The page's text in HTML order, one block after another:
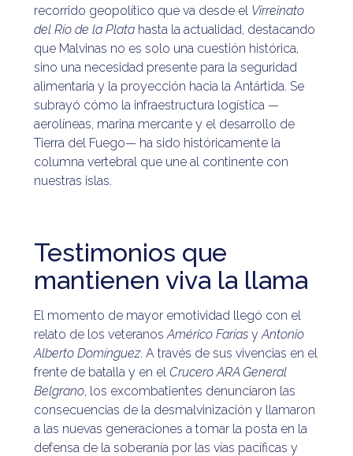
recorrido geopolítico que va desde el Virreinato
del Río de la Plata hasta la actualidad, destacando
que Malvinas no es solo una cuestión histórica,
sino una necesidad presente para la seguridad
alimentaria y la proyección hacia la Antártida. Se
subrayó cómo la infraestructura logística —
aerolíneas, marina mercante y el desarrollo de
Tierra del Fuego— ha sido históricamente la
columna vertebral que une al continente con
nuestras islas.
Testimonios que
mantienen viva la llama
El momento de mayor emotividad llegó con el
relato de los veteranosAmérico Farías yAntonio
Alberto Domínguez. A través de sus vivencias en el
frente de batalla y en elCrucero ARA General
Belgrano, los excombatientes denunciaron las
consecuencias de la desmalvinización y llamaron
a las nuevas generaciones a tomar la posta en la
defensa de la soberanía por las vías pacíficas y